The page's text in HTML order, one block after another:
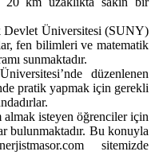
Üniversitesi (SUNY)
fen bilimleri ve matematik
sunmaktadır.
düzenlenen
pratik yapmak için gerekli
isteyen öğrenciler için
bulunmaktadır. Bu konuyla
sitemizde